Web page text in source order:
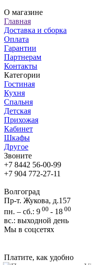
О магазине
Главная
Доставка и сборка
Оплата
Гарантии
Партнерам
Контакты
Категории
Гостиная
Кухня
Спальня
Детская
Прихожая
Кабинет
Шкафы
Другое
Звоните
+7 8442 56-00-99
+7 904 772-27-11
Волгоград
Пр-т. Жукова, д.157
пн. – сб.: 9 00 - 18 00
вс.: выходной день
Мы в соцсетях
Платите, как удобно